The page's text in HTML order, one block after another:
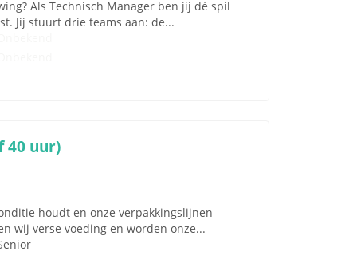
Als Technisch Manager ben jij dé spil
Jij stuurt drie teams aan: de...
40 uur)
houdt en onze verpakkingslijnen
wij verse voeding en worden onze...